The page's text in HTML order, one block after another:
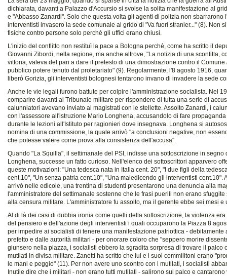
dichiarata, davanti a Palazzo d'Accursio si svolse la solita manifestazione al
e "Abbasso Zanardi". Solo che questa volta gli agenti di polizia non sbarrarono
interventisti invasero la sede comunale al grido di "Va fuori stranier..." (8). Non
fisiche contro persone solo perché gli uffici erano chiusi.
L'inizio del conflitto non restituì la pace a Bologna perché, come ha scritto il
Giovanni Zibordi, nella regione, ma anche altrove, "La notizia di una sconfitta,
vittoria, valeva del pari a dare il pretesto di una dimostrazione contro il Comune
pubblico potere tenuto dal proletariato" (9). Regolarmente, l'8 agosto 1916,
liberò Gorizia, gli interventisti bolognesi tentarono invano di invadere la sede
Anche le vie legali furono battute per colpire l'amministrazione socialista. Nel
comparire davanti al Tribunale militare per rispondere di tutta una serie di
calunniatori avevano inviato ai magistrati con le stellette. Assolto Zanardi, i
con l'assessore all'istruzione Mario Longhena, accusandolo di fare
durante le lezioni all'Istituto per ragionieri dove insegnava. Longhena si
nomina di una commissione, la quale arrivò "a conclusioni negative, non
che potesse valere come prova alla consistenza dell'accusa".
Quando "La Squilla", il settimanale del PSI, indisse una sottoscrizione in segno
Longhena, successe un fatto curioso. Nell'elenco dei sottoscrittori apparvero
queste motivazioni: "Una tedesca nata in Italia cent. 20", "I due figli della
cent.10", "Un senza patria cent.10", "Una maledicendo gli interventisti cent.10".
arrivò nelle edicole, una trentina di studenti presentarono una denuncia alla
l'amministratore del settimanale sostenne che le frasi puerili non erano
alla censura militare. L'amministratore fu assolto, ma il gerente ebbe sei mesi e
Al di là dei casi di dubbia ironia come quelli della sottoscrizione, la violenza era
del pensiero e dell'azione degli interventisti i quali occuparono la Piazza 8
per impedire ai socialisti di tenere una manifestazione patriottica - debitamente
prefetto e dalle autorità militari - per onorare coloro che "seppero morire
giunsero nella piazza, i socialisti ebbero la sgradita sorpresa di trovare il palco
mutilati in divisa militare. Zanetti ha scritto che lui e i suoi commilitoni erano
le mani e peggio" (11). Per non avere uno scontro con i mutilati, i socialisti
Inutile dire che i militari - non erano tutti mutilati - salirono sul palco e cantarono